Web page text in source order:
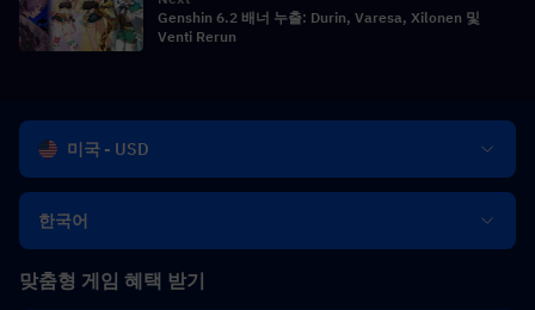
Genshin 6.2 배너 누출: Durin, Varesa, Xilonen 및
Venti Rerun
미국 - USD
한국어
맞춤형 게임 혜택 받기